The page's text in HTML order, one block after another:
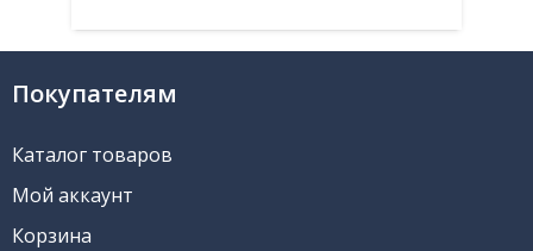
Покупателям
Каталог товаров
Мой аккаунт
Корзина